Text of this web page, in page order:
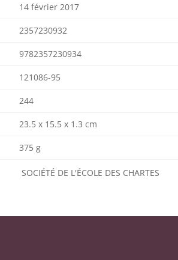
14 février 2017
2357230932
9782357230934
121086-95
244
23.5 x 15.5 x 1.3 cm
375 g
SOCIÉTÉ DE L'ÉCOLE DES CHARTES